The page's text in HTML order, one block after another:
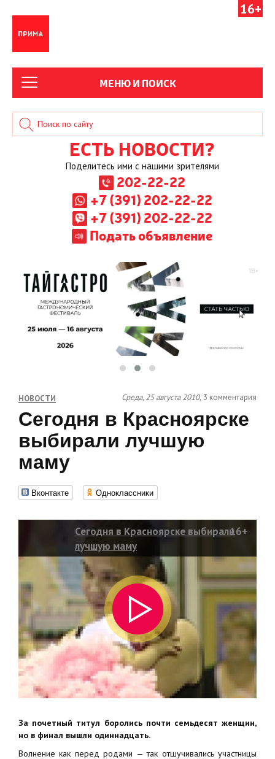
16+
МЕНЮ И ПОИСК
ЕСТЬ НОВОСТИ?
Поделитесь ими с нашими зрителями
202-22-22
+7 (391) 202-22-22
+7 (391) 202-22-22
Подать объявление
НОВОСТИ Среда, 25 августа 2010, 3 комментария
Сегодня в Красноярске
выбирали лучшую
маму
Вконтакте Одноклассники
Сегодня в Красноярске выбирали
лучшую маму
16+
За почетный титул боролись почти семьдесят женщин,
но в финал вышли одиннадцать.
Волнение как перед родами — так отшучивались участницы